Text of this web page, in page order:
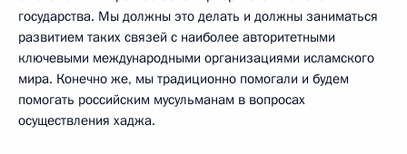
государства. Мы должны это делать и должны заниматься
развитием таких связей с наиболее авторитетными
ключевыми международными организациями исламского
мира. Конечно же, мы традиционно помогали и будем
помогать российским мусульманам в вопросах
осуществления хаджа.